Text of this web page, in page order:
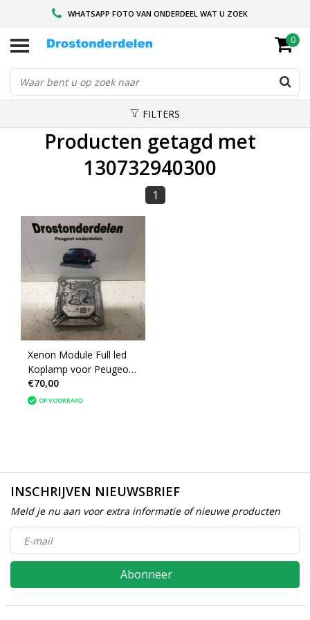
WHATSAPP FOTO VAN ONDERDEEL WAT U ZOEK
VOOR 16.00 BESTELD, VANDAAG VERZONDEN
GESPECIALISEERD PEUGEOT
0
FILTERS
Producten getagd met
130732940300
1
Xenon Module Full led
Koplamp voor Peugeot
308 T9 130732940300
(1610426980)
€70,00
OP VOORRAAD
INSCHRIJVEN NIEUWSBRIEF
Meld je nu aan voor extra informatie of nieuwe producten
Abonneer